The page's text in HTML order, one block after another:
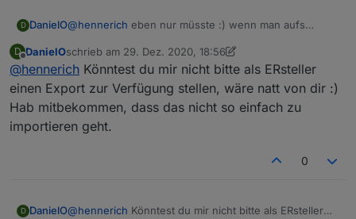
D DanielO@hennerich eben nur müsste :) wenn man aufs
Fenster mit Blöcke importieren.
Wenn der Code eingefügt wird, dann bleibt jedoch
alles im Feld leer. Siehe Foto 3 und wenn ich mal auch
JS umschalte, dann fügt er mir nur eine Zeile ein.
D
Offline
DanielOschrieb am 29. Dez. 2020, 18:56
zuletzt editiert von DanielO
@hennerich Könntest du mir nicht bitte als ERsteller
einen Export zur Verfügung stellen, wäre natt von dir :)
Hab mitbekommen, dass das nicht so einfach zu
importieren geht.
0
D DanielO@hennerich Könntest du mir nicht bitte als ERsteller